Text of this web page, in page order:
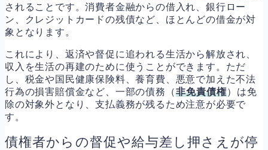
されることです。消費者金融からの借入れ、銀行ロー
ン、クレジットカードの残債など、ほとんどの借金が対
象となります。
これにより、返済や督促に追われる生活から解放され、
収入を生活の再建のために使うことができます。ただ
し、税金や国民健康保険料、養育費、悪意で加えた不法
行為の損害賠償金など、一部の債務（非免責債権）は免
除の対象外となり、支払義務が残るため注意が必要で
す。
債権者からの督促や給与差し押さえが停